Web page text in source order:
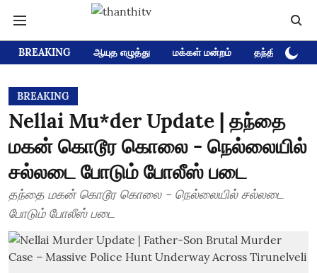
BREAKING ஆயுத எழுத்து மக்கள் மன்றம் தந்தி டிவி
BREAKING
Nellai Mu*der Update | தந்தை
மகன் கொடூர கொலை - நெல்லையில்
சல்லடை போடும் போலீஸ் படை
தந்தை மகன் கொடூர கொலை - நெல்லையில் சல்லடை
போடும் போலீஸ் படை